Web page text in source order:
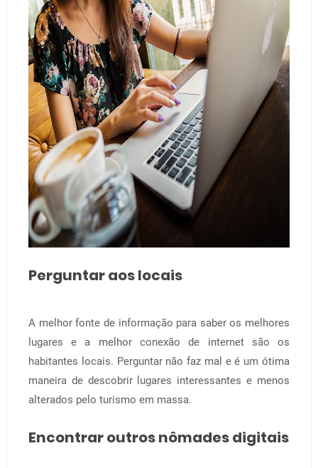
Perguntar aos locais
A melhor fonte de informação para saber os melhores
lugares e a melhor conexão de internet são os
habitantes locais. Perguntar não faz mal e é um ótima
maneira de descobrir lugares interessantes e menos
alterados pelo turismo em massa.
Encontrar outros nômades digitais